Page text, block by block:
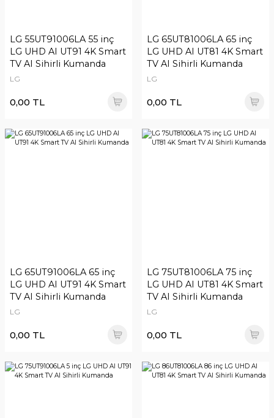
LG 55UT91006LA 55 inç
LG UHD AI UT91 4K Smart
TV AI Sihirli Kumanda
LG
0,00 TL
LG 65UT81006LA 65 inç
LG UHD AI UT81 4K Smart
TV AI Sihirli Kumanda
LG
0,00 TL
LG 65UT91006LA 65 inç
LG UHD AI UT91 4K Smart
TV AI Sihirli Kumanda
LG
0,00 TL
LG 75UT81006LA 75 inç
LG UHD AI UT81 4K Smart
TV AI Sihirli Kumanda
LG
0,00 TL